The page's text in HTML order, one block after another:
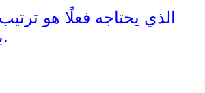
الذي يحتاجه فعلًا هو
بالنظافة والنعومة جزءًا طبيعيًا من اليوم، لا مهمة ثقيلة تتأجل.